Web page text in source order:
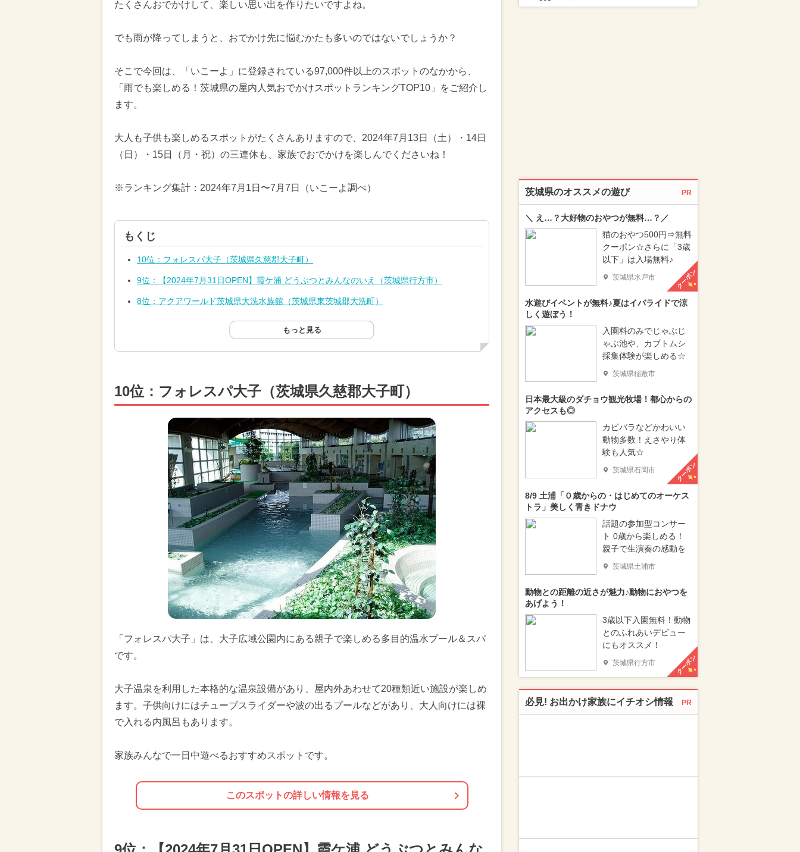
たくさんおでかけして、楽しい思い出を作りたいですよね。
でも雨が降ってしまうと、おでかけ先に悩むかたも多いのではないでしょうか？
そこで今回は、「いこーよ」に登録されている97,000件以上のスポットのなかから、
「雨でも楽しめる！茨城県の屋内人気おでかけスポットランキングTOP10」をご紹介し
ます。
大人も子供も楽しめるスポットがたくさんありますので、2024年7月13日（土）・14日
（日）・15日（月・祝）の三連休も、家族でおでかけを楽しんでくださいね！
※ランキング集計：2024年7月1日〜7月7日（いこーよ調べ）
もくじ
10位：フォレスパ大子（茨城県久慈郡大子町）
9位：【2024年7月31日OPEN】霞ケ浦 どうぶつとみんなのいえ（茨城県行方市）
8位：アクアワールド茨城県大洗水族館（茨城県東茨城郡大洗町）
もっと見る
10位：フォレスパ大子（茨城県久慈郡大子町）
「フォレスパ大子」は、大子広域公園内にある親子で楽しめる多目的温水プール＆スパ
です。
大子温泉を利用した本格的な温泉設備があり、屋内外あわせて20種類近い施設が楽しめ
ます。子供向けにはチューブスライダーや波の出るプールなどがあり、大人向けには裸
で入れる内風呂もあります。
家族みんなで一日中遊べるおすすめスポットです。
このスポットの詳しい情報を見る
茨城県のオススメの遊び PR
＼ え…？大好物のおやつが無料…？／
猫のおやつ500円⇒無料
クーポン☆さらに「3歳
以下」は入場無料♪
茨城県水戸市 クーポン
水遊びイベントが無料♪夏はイバライドで涼
しく遊ぼう！
入園料のみでじゃぶじ
ゃぶ池や、カブトムシ
採集体験が楽しめる☆
茨城県稲敷市
日本最大級のダチョウ観光牧場！都心からの
アクセスも◎
カピバラなどかわいい
動物多数！えさやり体
験も人気☆
茨城県石岡市 クーポン
8/9 土浦「０歳からの・はじめてのオーケス
トラ」美しく青きドナウ
話題の参加型コンサー
ト 0歳から楽しめる！
親子で生演奏の感動を
茨城県土浦市
動物との距離の近さが魅力♪動物におやつを
あげよう！
3歳以下入園無料！動物
とのふれあいデビュー
にもオススメ！
茨城県行方市 クーポン
必見! お出かけ家族にイチオシ情報 PR